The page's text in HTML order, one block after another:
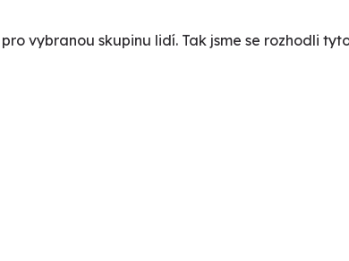
vybranou skupinu lidí. Tak jsme se rozhodli